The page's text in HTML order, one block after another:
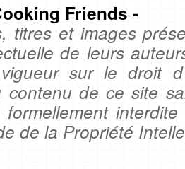
Friends -
titres et images
de leurs
sur le droit
contenu de ce site
de la Propriété